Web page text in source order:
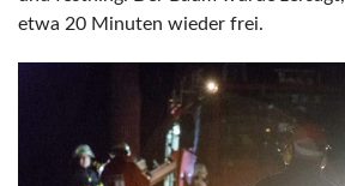
etwa 20 Minuten wieder frei.